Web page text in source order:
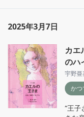
2025年3月7日
カエ
のハ
宇野亜
かつ
“王